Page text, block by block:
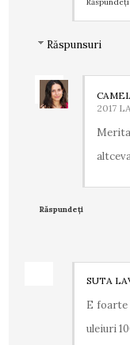
Răspundeți
Răspunsuri
2017
Răspundeți
SUTA
E foarte
uleiuri